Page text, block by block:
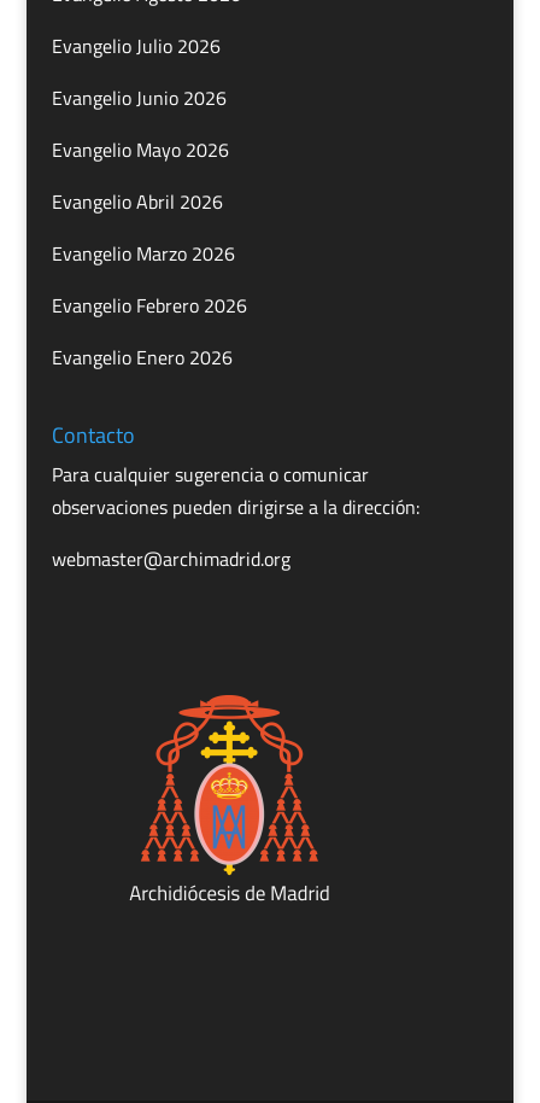
Evangelio Julio 2026
Evangelio Junio 2026
Evangelio Mayo 2026
Evangelio Abril 2026
Evangelio Marzo 2026
Evangelio Febrero 2026
Evangelio Enero 2026
Contacto
Para cualquier sugerencia o comunicar
observaciones pueden dirigirse a la dirección:
webmaster@archimadrid.org